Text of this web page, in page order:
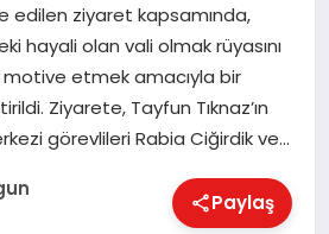
edilen ziyaret kapsamında,
hayali olan vali olmak rüyasını
motive etmek amacıyla bir
Ziyarete, Tayfun Tıknaz’ın
görevlileri Rabia Ciğirdik ve…
Paylaş